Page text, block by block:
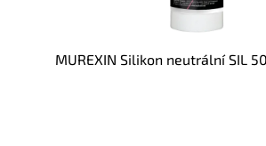
MUREXIN Silikon neutrální SIL